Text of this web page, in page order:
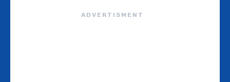
ADVERTISMENT